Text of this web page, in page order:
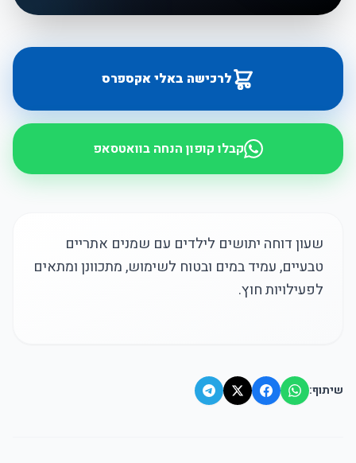
לרכישה באלי אקספרס
קבלו קופון הנחה בוואטסאפ
שעון דוחה יתושים לילדים עם שמנים אתריים
טבעיים, עמיד במים ובטוח לשימוש, מתכוונן ומתאים
לפעילויות חוץ.
שיתוף: